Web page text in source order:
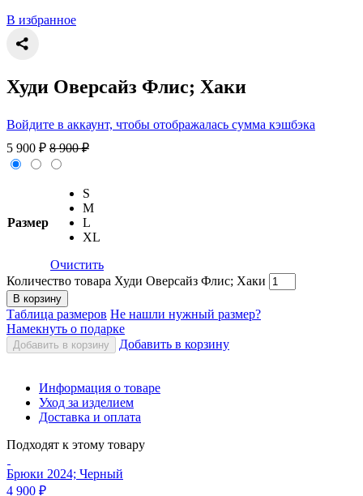
В избранное
Худи Оверсайз Флис; Хаки
Войдите в аккаунт, чтобы отображалась сумма кэшбэка
5 900 ₽ 8 900₽
Размер
S
M
L
XL
Очистить
Количество товара Худи Оверсайз Флис; Хаки
В корзину
Таблица размеров Не нашли нужный размер?
Намекнуть о подарке
Добавить в корзину Добавить в корзину
Информация о товаре
Уход за изделием
Доставка и оплата
Подходят к этому товару
Брюки 2024; Черный
4 900 ₽